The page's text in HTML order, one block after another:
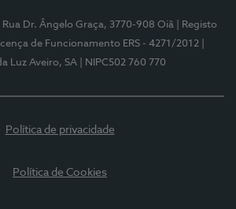
| Rua Dr. Ângelo Graça, 3770-908 Oiã
| Registo
de Funcionamento ERS - 4271/2012
Luz Aveiro, SA
| NIPC502 760 770
Política de privacidade
Política de Cookies